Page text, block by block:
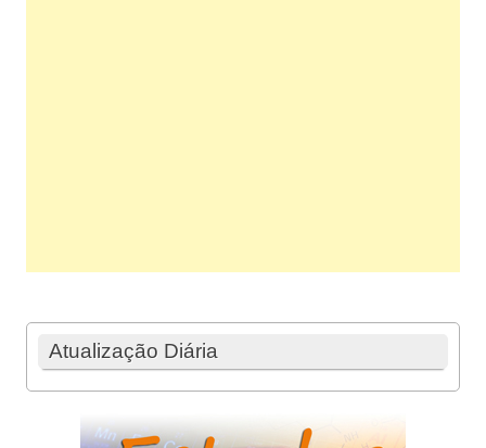
Atualização Diária